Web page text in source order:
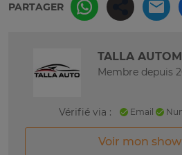
PARTAGER
TALLA
Membre depuis
Vérifié via : Email
Voir mon